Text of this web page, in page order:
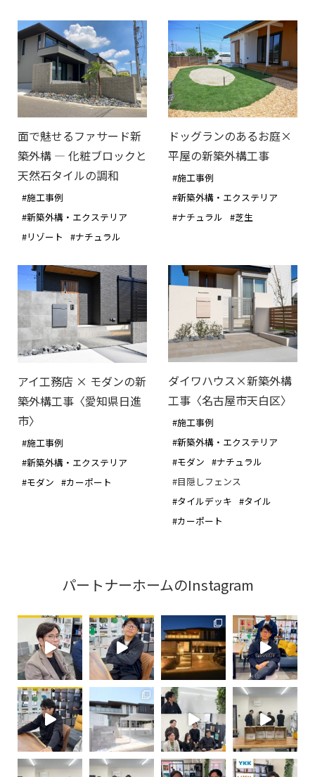
面で魅せるファサード新
築外構 ― 化粧ブロックと
天然石タイルの調和
#施工事例
#新築外構・エクステリア
#リゾート
#ナチュラル
ドッグランのあるお庭×
平屋の新築外構工事
#施工事例
#新築外構・エクステリア
#ナチュラル #芝生
アイ工務店 × モダンの新
築外構工事〈愛知県日進
市〉
#施工事例
#新築外構・エクステリア
#モダン #カーポート
ダイワハウス×新築外構
工事〈名古屋市天白区〉
#施工事例
#新築外構・エクステリア
#モダン #ナチュラル
#目隠しフェンス
#タイルデッキ #タイル
#カーポート
パートナーホームのInstagram